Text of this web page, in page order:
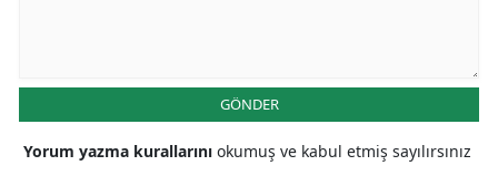
GÖNDER
Yorum yazma kurallarını okumuş ve kabul etmiş sayılırsınız